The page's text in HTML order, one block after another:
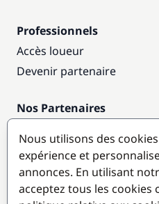
Professionnels
Accès loueur
Devenir partenaire
Nos Partenaires
Destinations populaires
Nous utilisons des
expérience et
annonces. En utilisant
acceptez tous les